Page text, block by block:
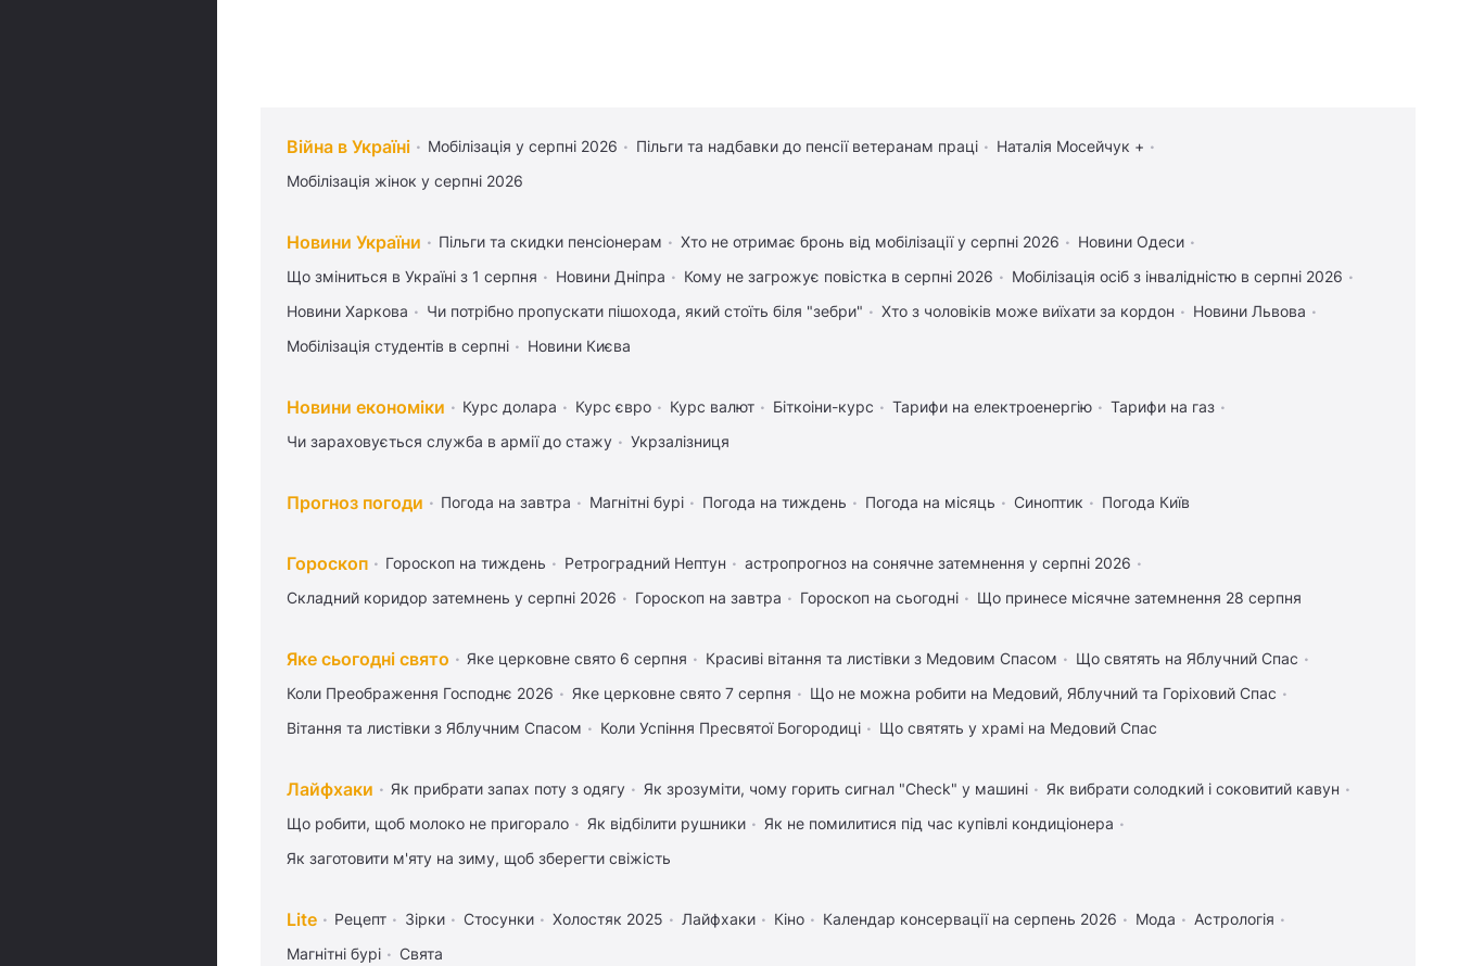
Війна в Україні Мобілізація у серпні 2026 Пільги та надбавки до пенсії ветеранам праці
Наталія Мосейчук +
Мобілізація жінок у серпні 2026
Новини України Пільги та скидки пенсіонерам Хто не отримає бронь від мобілізації у серпні 2026
Новини Одеси
Що зміниться в Україні з 1 серпня
Новини Дніпра Кому не загрожує повістка в серпні 2026
Мобілізація осіб з інвалідністю в серпні 2026
Новини Харкова
Чи потрібно пропускати пішохода, який стоїть біля "зебри" Хто з чоловіків може виїхати за кордон
Новини Львова
Мобілізація студентів в серпні
Новини Києва
Новини економіки Курс долара Курс євро Курс валют Біткоіни-курс Тарифи на електроенергію
Тарифи на газ
Чи зараховується служба в армії до стажу
Укрзалізниця
Прогноз погоди Погода на завтра Магнітні бурі Погода на тиждень Погода на місяць Синоптик Погода Київ
Гороскоп Гороскоп на тиждень Ретроградний Нептун
астропрогноз на сонячне затемнення у серпні 2026
Складний коридор затемнень у серпні 2026
Гороскоп на завтра Гороскоп на сьогодні Що принесе місячне затемнення 28 серпня
Яке сьогодні свято Яке церковне свято 6 серпня Красиві вітання та листівки з Медовим Спасом
Що святять на Яблучний Спас
Коли Преображення Господнє 2026
Яке церковне свято 7 серпня
Що не можна робити на Медовий, Яблучний та Горіховий Спас
Вітання та листівки з Яблучним Спасом
Коли Успіння Пресвятої Богородиці Що святять у храмі на Медовий Спас
Лайфхаки Як прибрати запах поту з одягу Як зрозуміти, чому горить сигнал "Check" у машині
Як вибрати солодкий і соковитий кавун
Що робити, щоб молоко не пригорало
Як відбілити рушники
Як не помилитися під час купівлі кондиціонера
Як заготовити м'яту на зиму, щоб зберегти свіжість
Lite Рецепт Зірки Стосунки Холостяк 2025 Лайфхаки Кіно Календар консервації на серпень 2026 Мода
Астрологія
Магнітні бурі
Свята